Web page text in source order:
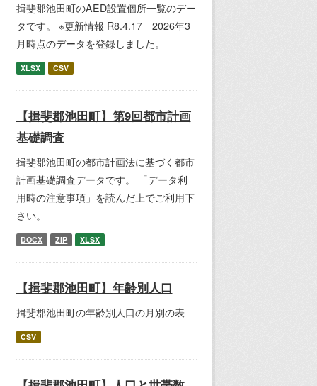
揖斐郡池田町のAED設置個所一覧のデー
タです。 ※更新情報 R8.4.17 2026年3
月時点のデータを登録しました。
XLSX CSV
【揖斐郡池田町】第9回都市計画
基礎調査
揖斐郡池田町の都市計画法に基づく都市
計画基礎調査データです。 「データ利
用時の注意事項」を読んだ上でご利用下
さい。
DOCX ZIP XLSX
【揖斐郡池田町】年齢別人口
揖斐郡池田町の年齢別人口の月別の表
CSV